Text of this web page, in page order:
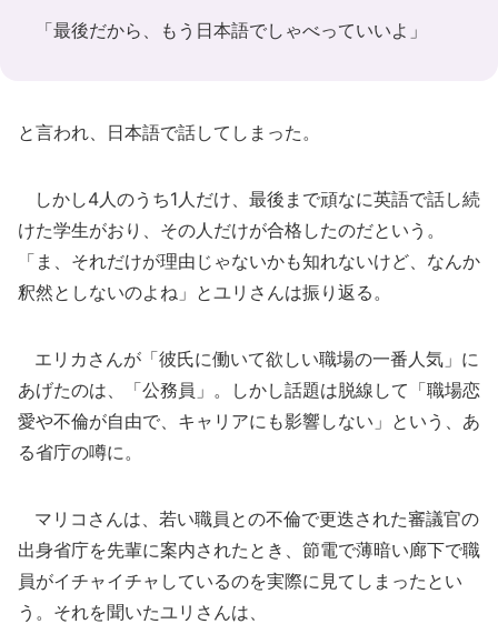
「最後だから、もう日本語でしゃべっていいよ」
と言われ、日本語で話してしまった。
しかし4人のうち1人だけ、最後まで頑なに英語で話し続
けた学生がおり、その人だけが合格したのだという。
「ま、それだけが理由じゃないかも知れないけど、なんか
釈然としないのよね」とユリさんは振り返る。
エリカさんが「彼氏に働いて欲しい職場の一番人気」に
あげたのは、「公務員」。しかし話題は脱線して「職場恋
愛や不倫が自由で、キャリアにも影響しない」という、あ
る省庁の噂に。
マリコさんは、若い職員との不倫で更迭された審議官の
出身省庁を先輩に案内されたとき、節電で薄暗い廊下で職
員がイチャイチャしているのを実際に見てしまったとい
う。それを聞いたユリさんは、